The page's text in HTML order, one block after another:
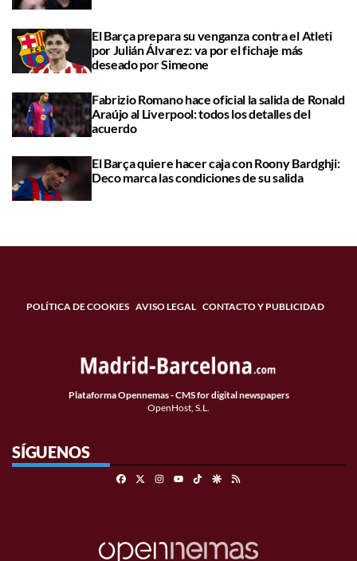
El Barça prepara su venganza contra el Atleti
por Julián Álvarez: va por el fichaje más
deseado por Simeone
Fabrizio Romano hace oficial la salida de Ronald
Araújo al Liverpool: todos los detalles del
acuerdo
El Barça quiere hacer caja con Roony Bardghji:
Deco marca las condiciones de su salida
POLÍTICA DE COOKIES AVISO LEGAL CONTACTO Y PUBLICIDAD
Plataforma Opennemas - CMS for digital newspapers
OpenHost, S.L.
SÍGUENOS
FacebookInstagramTikTokGoogle Discover